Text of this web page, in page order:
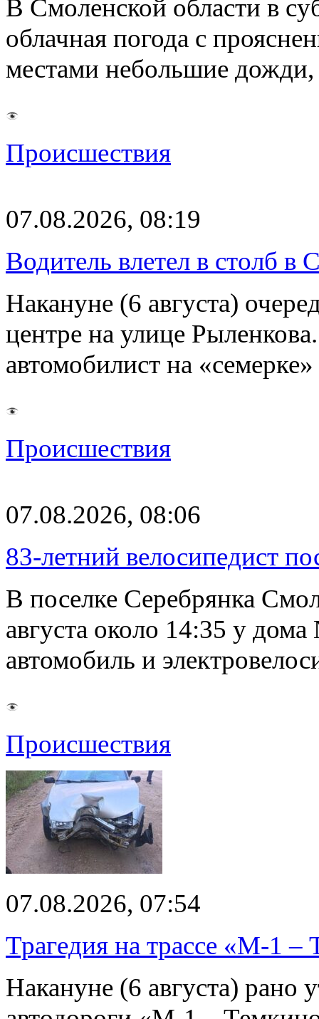
В Смоленской области в
облачная погода с
местами небольшие
Происшествия
07.08.2026, 08:19
Водитель влетел в столб в
Накануне (6 августа)
центре на улице
автомобилист на
Происшествия
07.08.2026, 08:06
83-летний велосипедист
В поселке Серебрянка
августа около 14:35 у
автомобиль и
Происшествия
07.08.2026, 07:54
Трагедия на трассе «М-1 –
Накануне (6 августа) рано